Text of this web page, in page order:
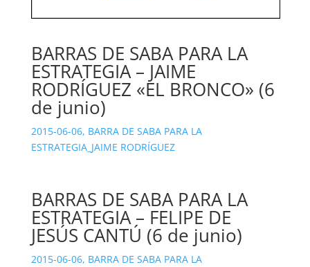
BARRAS DE SABA PARA LA
ESTRATEGIA – JAIME
RODRÍGUEZ «EL BRONCO» (6
de junio)
2015-06-06, BARRA DE SABA PARA LA
ESTRATEGIA_JAIME RODRÍGUEZ
BARRAS DE SABA PARA LA
ESTRATEGIA – FELIPE DE
JESÚS CANTÚ (6 de junio)
2015-06-06, BARRA DE SABA PARA LA